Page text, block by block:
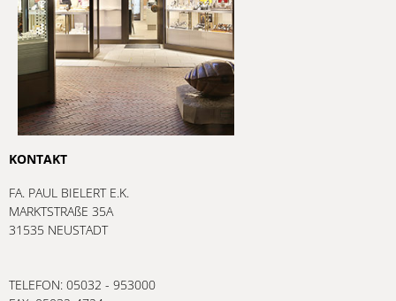
KONTAKT
FA. PAUL BIELERT E.K.
MARKTSTRAßE 35A
31535 NEUSTADT
TELEFON: 05032 - 953000